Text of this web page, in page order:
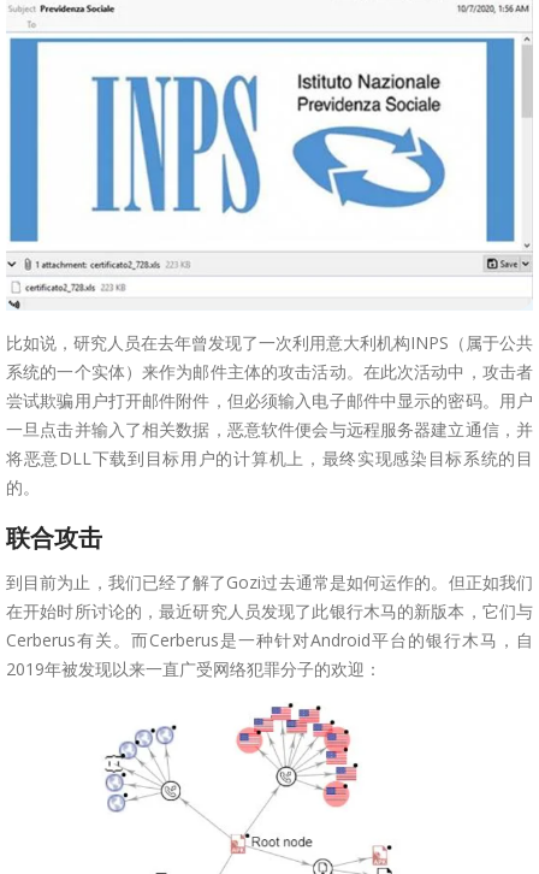
比如说，研究人员在去年曾发现了一次利用意大利机构INPS（属于公共
系统的一个实体）来作为邮件主体的攻击活动。在此次活动中，攻击者
尝试欺骗用户打开邮件附件，但必须输入电子邮件中显示的密码。用户
一旦点击并输入了相关数据，恶意软件便会与远程服务器建立通信，并
将恶意DLL下载到目标用户的计算机上，最终实现感染目标系统的目
的。
联合攻击
到目前为止，我们已经了解了Gozi过去通常是如何运作的。但正如我们
在开始时所讨论的，最近研究人员发现了此银行木马的新版本，它们与
Cerberus有关。而Cerberus是一种针对Android平台的银行木马，自
2019年被发现以来一直广受网络犯罪分子的欢迎：